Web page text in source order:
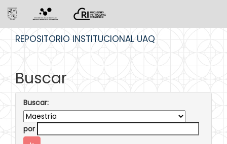
REPOSITORIO INSTITUCIONAL UAQ
Buscar
Buscar:
por